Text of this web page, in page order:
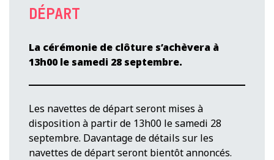
DÉPART
La cérémonie de clôture s’achèvera à
13h00 le samedi 28 septembre.
Les navettes de départ seront mises à
disposition à partir de 13h00 le samedi 28
septembre. Davantage de détails sur les
navettes de départ seront bientôt annoncés.